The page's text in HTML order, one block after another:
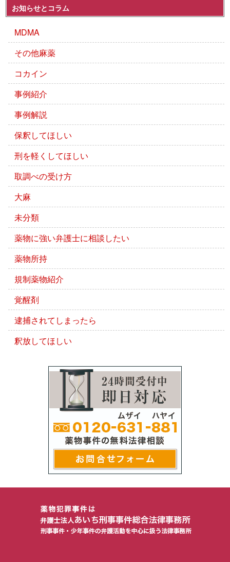
お知らせとコラム
MDMA
その他麻薬
コカイン
事例紹介
事例解説
保釈してほしい
刑を軽くしてほしい
取調べの受け方
大麻
未分類
薬物に強い弁護士に相談したい
薬物所持
規制薬物紹介
覚醒剤
逮捕されてしまったら
釈放してほしい